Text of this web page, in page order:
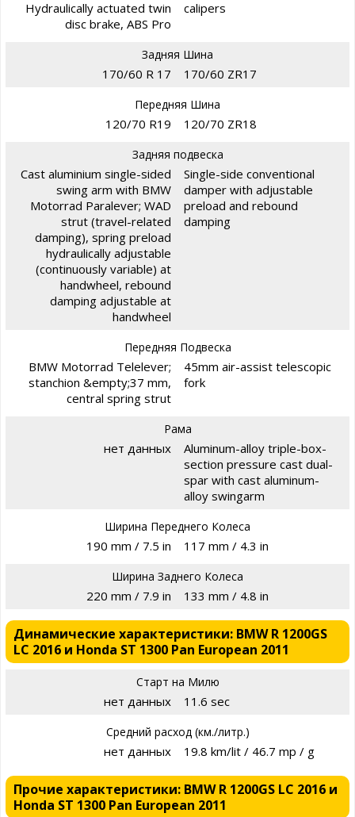
Hydraulically actuated twin
disc brake, ABS Pro
calipers
Задняя Шина
170/60 R 17 170/60 ZR17
Передняя Шина
120/70 R19 120/70 ZR18
Задняя подвеска
Cast aluminium single-sided
swing arm with BMW
Motorrad Paralever; WAD
strut (travel-related
damping), spring preload
hydraulically adjustable
(continuously variable) at
handwheel, rebound
damping adjustable at
handwheel
Single-side conventional
damper with adjustable
preload and rebound
damping
Передняя Подвеска
BMW Motorrad Telelever;
stanchion &empty;37 mm,
central spring strut
45mm air-assist telescopic
fork
Рама
нет данных
Aluminum-alloy triple-box-
section pressure cast dual-
spar with cast aluminum-
alloy swingarm
Ширина Переднего Колеса
190 mm / 7.5 in 117 mm / 4.3 in
Ширина Заднего Колеса
220 mm / 7.9 in 133 mm / 4.8 in
Динамические характеристики: BMW R 1200GS
LC 2016 и Honda ST 1300 Pan European 2011
Старт на Милю
нет данных 11.6 sec
Средний расход (км./литр.)
нет данных 19.8 km/lit / 46.7 mp / g
Прочие характеристики: BMW R 1200GS LC 2016 и
Honda ST 1300 Pan European 2011